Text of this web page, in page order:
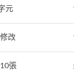
元
改
張